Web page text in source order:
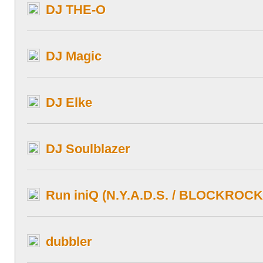
DJ THE-O
DJ Magic
DJ Elke
DJ Soulblazer
Run iniQ (N.Y.A.D.S. /
dubbler